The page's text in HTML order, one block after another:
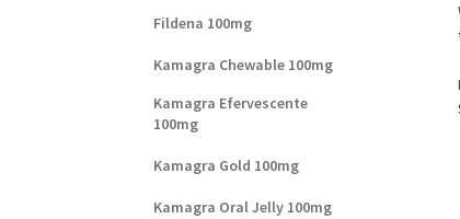
Fildena 100mg
Kamagra Chewable 100mg
Kamagra Efervescente
100mg
Kamagra Gold 100mg
Kamagra Oral Jelly 100mg